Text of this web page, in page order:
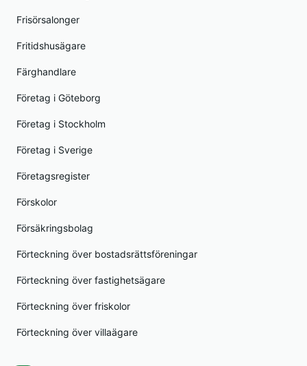
Frisörsalonger
Fritidshusägare
Färghandlare
Företag i Göteborg
Företag i Stockholm
Företag i Sverige
Företagsregister
Förskolor
Försäkringsbolag
Förteckning över bostadsrättsföreningar
Förteckning över fastighetsägare
Förteckning över friskolor
Förteckning över villaägare